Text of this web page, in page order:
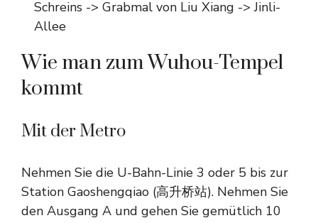
Schreins -> Grabmal von Liu Xiang -> Jinli-
Allee
Wie man zum Wuhou-Tempel
kommt
Mit der Metro
Nehmen Sie die U-Bahn-Linie 3 oder 5 bis zur
Station Gaoshengqiao (高升桥站). Nehmen Sie
den Ausgang A und gehen Sie gemütlich 10